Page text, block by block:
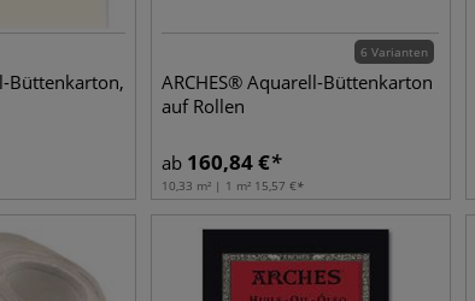
Büttenkarton,
6 Varianten
ARCHES® Aquarell-Büttenkarton
auf Rollen
ab 160,84€
10,33 m² | 1 m² 15,57 €